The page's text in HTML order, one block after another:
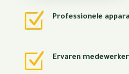
Z Professionele
Z Ervaren